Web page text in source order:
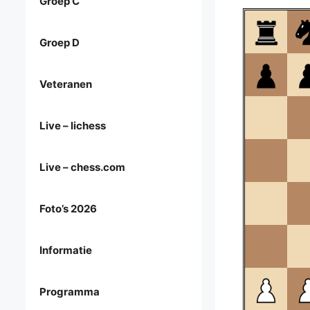
Groep D
Veteranen
Live – lichess
Live – chess.com
Foto’s 2026
Informatie
Programma